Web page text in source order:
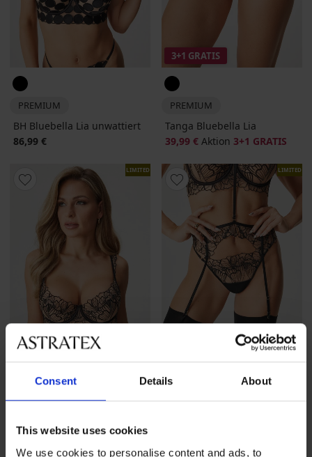
Consent Details About
This website uses cookies
We use cookies to personalise content and ads, to
PREMIUM
BH Bluebella Lia unwattiert
86,99 €
3+1 GRATIS
PREMIUM
Tanga Bluebella Lia
39,99 € Aktion 3+1 GRATIS
LIMITED
Sale -30%
BH Bluebella Amarosa
LIMITED